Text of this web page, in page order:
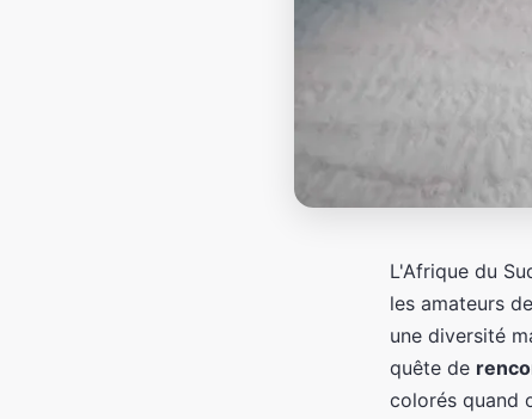
L'Afrique du
les amateurs
une diversité
quête de
colorés quand